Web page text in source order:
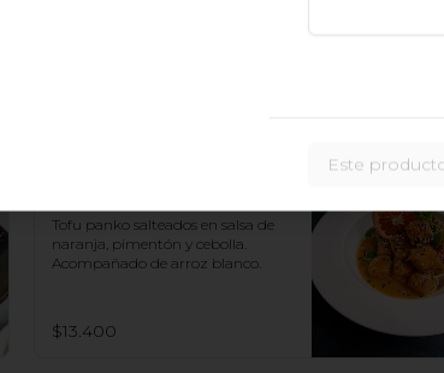
Tofu panko salteados en salsa de
naranja, pimentón y cebolla.
Acompañado de arroz blanco.
$13.400
Este